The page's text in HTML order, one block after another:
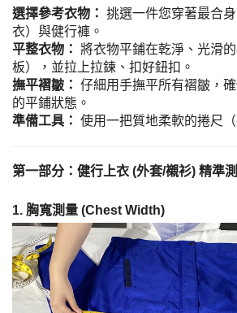
選擇參考衣物： 挑選一件您穿著最合
衣）與健行褲。
平整衣物： 將衣物平鋪在乾淨、光滑
板），並拉上拉鍊、扣好鈕扣。
撫平褶皺： 仔細用手撫平所有褶皺，
的平鋪狀態。
準備工具： 使用一把質地柔軟的捲尺（
第一部分：健行上衣 (外套/襯衫) 精準
1. 胸寬測量 (Chest Width)